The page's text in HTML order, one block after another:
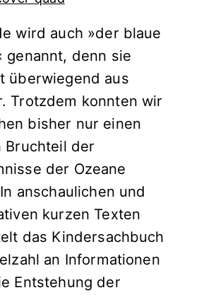
wird auch »der blaue
genannt, denn sie
überwiegend aus
Trotzdem konnten wir
bisher nur einen
Bruchteil der
der Ozeane
anschaulichen und
kurzen Texten
das Kindersachbuch
an Informationen
Entstehung der